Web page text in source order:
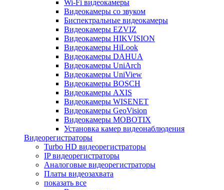
Wi-Fi видеокамеры
Видеокамеры со звуком
Биспектральные видеокамеры
Видеокамеры EZVIZ
Видеокамеры HIKVISION
Видеокамеры HiLook
Видеокамеры DAHUA
Видеокамеры UniArch
Видеокамеры UniView
Видеокамеры BOSCH
Видеокамеры AXIS
Видеокамеры WISENET
Видеокамеры GeoVision
Видеокамеры MOBOTIX
Установка камер видеонаблюдения
Видеорегистраторы
Turbo HD видеорегистраторы
IP видеорегистраторы
Аналоговые видеорегистраторы
Платы видеозахвата
показать все